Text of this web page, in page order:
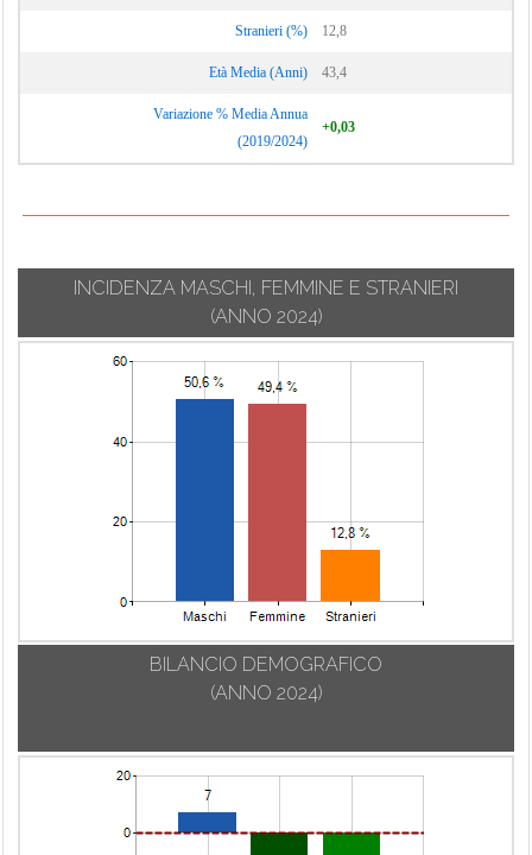
Stranieri (%) 12,8
Età Media (Anni) 43,4
Variazione % Media Annua
(2019/2024)
+0,03
INCIDENZA MASCHI, FEMMINE E STRANIERI
(ANNO 2024)
BILANCIO DEMOGRAFICO
(ANNO 2024)